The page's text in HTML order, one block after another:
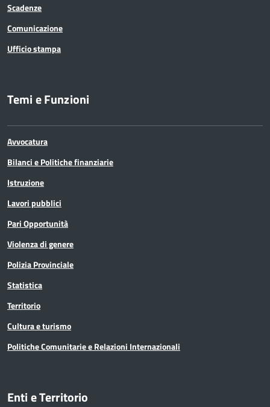
Scadenze
Comunicazione
Ufficio stampa
Temi e Funzioni
Avvocatura
Bilanci e Politiche finanziarie
Istruzione
Lavori pubblici
Pari Opportunità
Violenza di genere
Polizia Provinciale
Statistica
Territorio
Cultura e turismo
Politiche Comunitarie e Relazioni Internazionali
Enti e Territorio